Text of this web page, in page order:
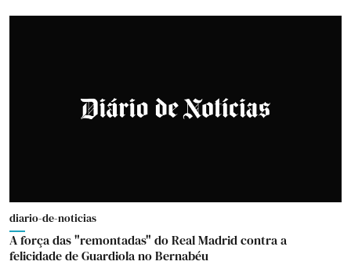
diario-de-noticias
A força das "remontadas" do Real Madrid contra a
felicidade de Guardiola no Bernabéu